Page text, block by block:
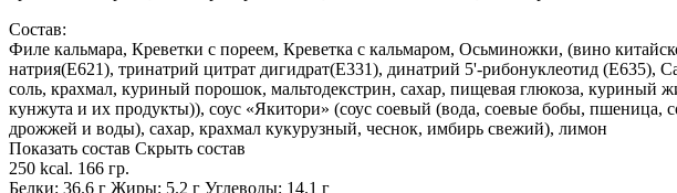
Состав:
Филе кальмара, Креветки с пореем, Креветка с кальмаром, Осьминожки, (вино
натрия(Е621), тринатрий цитрат дигидрат(Е331), динатрий 5'-рибонуклеотид
соль, крахмал, куриный порошок, мальтодекстрин, сахар, пищевая глюкоза, куриный
кунжута и их продукты)), соус «Якитори» (соус соевый (вода, соевые бобы, пшеница,
дрожжей и воды), сахар, крахмал кукурузный, чеснок, имбирь свежий), лимон
Показать состав Скрыть состав
250 kcal. 166 гр.
Белки: 36.6 г Жиры: 5.2 г Углеводы: 14.1 г